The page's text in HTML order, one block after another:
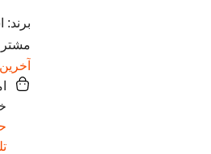
آخرین